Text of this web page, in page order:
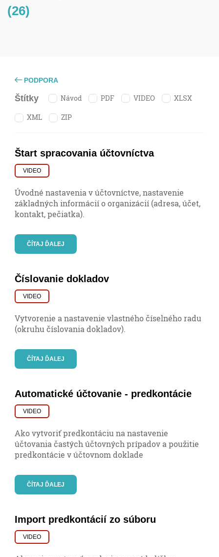
(26)
PODPORA
Štítky Návod PDF VIDEO XLSX
XML ZIP
Štart spracovania účtovníctva
VIDEO
Úvodné nastavenia v účtovníctve, nastavenie
základných informácií o organizácií (adresa, účet,
kontakt, pečiatka).
ČÍTAJ ĎALEJ
Číslovanie dokladov
VIDEO
Vytvorenie a nastavenie vlastného číselného radu
(okruhu číslovania dokladov).
ČÍTAJ ĎALEJ
Automatické účtovanie - predkontácie
VIDEO
Ako vytvoriť predkontáciu na nastavenie
účtovania častých účtovných prípadov a použitie
predkontácie v účtovnom doklade
ČÍTAJ ĎALEJ
Import predkontácií zo súboru
VIDEO